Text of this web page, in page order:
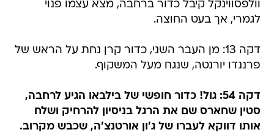
וולפסווינקל קיבל כדור ברחבה, מצא עצמו פנוי
לגמרי, אך בעט החוצה.
דקה 13: מן העבר השני, כדור קרן נחת על הראש של
פרננדו יורנטה, שנגח מעל המשקוף.
דקה 54: גול! כדור חופשי של בילבאו הגיע לרחבה,
סטין שחארס שם את הרגל בניסיון להרחיק ושלח
אותו דווקא לעברו של ג'ון אורטנצ'ה, שכבש מקרוב.